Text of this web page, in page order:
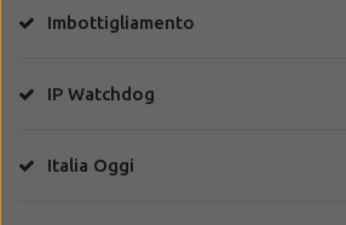
Imbottigliamento
IP Watchdog
Italia Oggi